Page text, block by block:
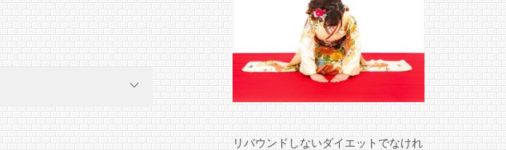
リバウンドしないダイエットでなけれ